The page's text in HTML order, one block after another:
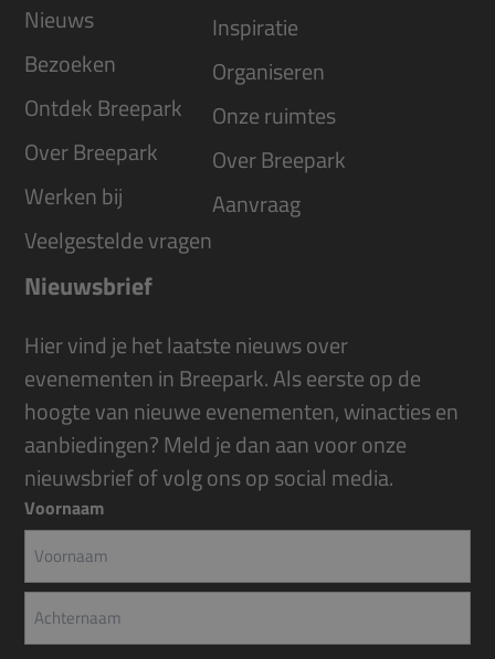
Nieuws
Bezoeken
Ontdek Breepark
Over Breepark
Werken bij
Veelgestelde vragen
Inspiratie
Organiseren
Onze ruimtes
Over Breepark
Aanvraag
Nieuwsbrief
Hier vind je het laatste nieuws over
evenementen in Breepark. Als eerste op de
hoogte van nieuwe evenementen, winacties en
aanbiedingen? Meld je dan aan voor onze
nieuwsbrief of volg ons op social media.
Voornaam
Voornaam